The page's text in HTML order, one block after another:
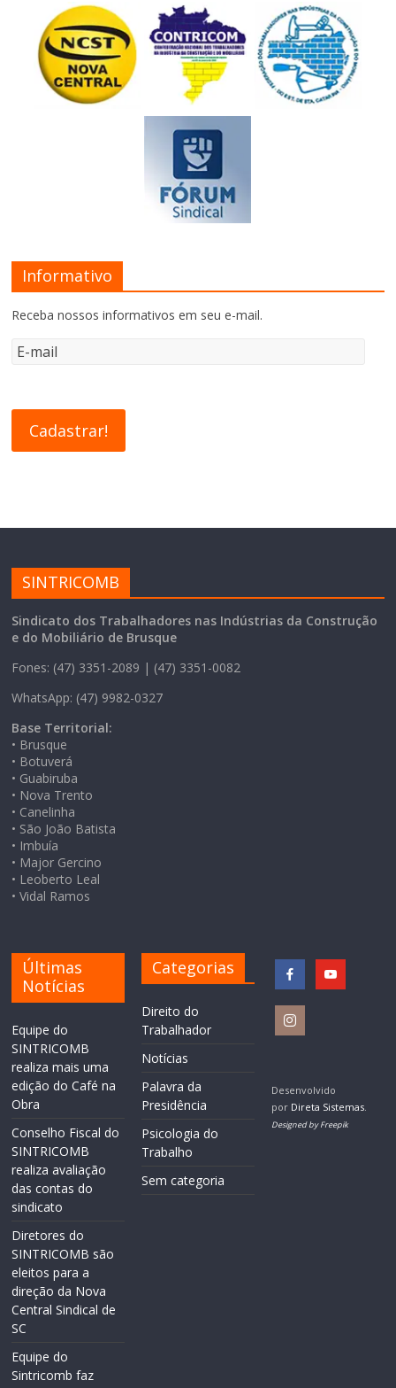
Informativo
Receba nossos informativos em seu e-mail.
SINTRICOMB
Sindicato dos Trabalhadores nas Indústrias da Construção
e do Mobiliário de Brusque
Fones: (47) 3351-2089 | (47) 3351-0082
WhatsApp: (47) 9982-0327
Base Territorial:
• Brusque
• Botuverá
• Guabiruba
• Nova Trento
• Canelinha
• São João Batista
• Imbuía
• Major Gercino
• Leoberto Leal
• Vidal Ramos
Últimas
Notícias
Equipe do
SINTRICOMB
realiza mais uma
edição do Café na
Obra
Conselho Fiscal do
SINTRICOMB
realiza avaliação
das contas do
sindicato
Diretores do
SINTRICOMB são
eleitos para a
direção da Nova
Central Sindical de
SC
Equipe do
Sintricomb faz
Categorias
Direito do
Trabalhador
Notícias
Palavra da
Presidência
Psicologia do
Trabalho
Sem categoria
Desenvolvido
por Direta Sistemas.
Designed by Freepik